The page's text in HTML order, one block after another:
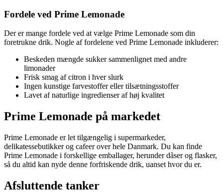
Fordele ved Prime Lemonade
Der er mange fordele ved at vælge Prime Lemonade som din
foretrukne drik. Nogle af fordelene ved Prime Lemonade inkluderer:
Beskeden mængde sukker sammenlignet med andre
limonader
Frisk smag af citron i hver slurk
Ingen kunstige farvestoffer eller tilsætningsstoffer
Lavet af naturlige ingredienser af høj kvalitet
Prime Lemonade på markedet
Prime Lemonade er let tilgængelig i supermarkeder,
delikatessebutikker og cafeer over hele Danmark. Du kan finde
Prime Lemonade i forskellige emballager, herunder dåser og flasker,
så du altid kan nyde denne forfriskende drik, uanset hvor du er.
Afsluttende tanker